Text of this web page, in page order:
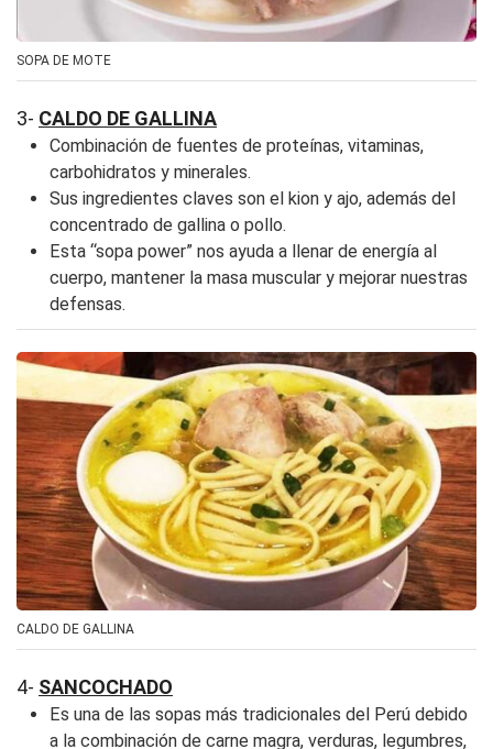
SOPA DE MOTE
3- CALDO DE GALLINA
Combinación de fuentes de proteínas, vitaminas,
carbohidratos y minerales.
Sus ingredientes claves son el kion y ajo, además del
concentrado de gallina o pollo.
Esta “sopa power” nos ayuda a llenar de energía al
cuerpo, mantener la masa muscular y mejorar nuestras
defensas.
CALDO DE GALLINA
4- SANCOCHADO
Es una de las sopas más tradicionales del Perú debido
a la combinación de carne magra, verduras, legumbres,